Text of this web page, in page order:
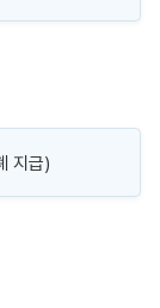
지급)